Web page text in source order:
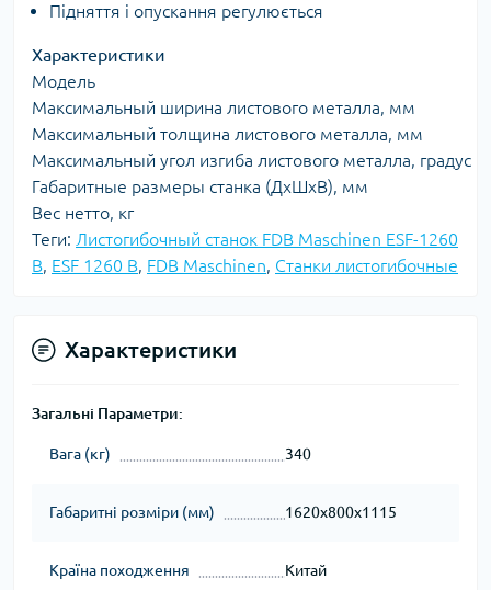
Підняття і опускання регулюється
Характеристики
Модель
Максимальный ширина листового металла, мм
Максимальный толщина листового металла, мм
Максимальный угол изгиба листового металла, градус
Габаритные размеры станка (ДхШхВ), мм
Вес нетто, кг
Теги: Листогибочный станок FDB Maschinen ESF-1260
B, ESF 1260 B, FDB Maschinen, Станки листогибочные
Характеристики
Загальні Параметри:
Вага (кг) 340
Габаритні розміри (мм) 1620х800х1115
Країна походження Китай